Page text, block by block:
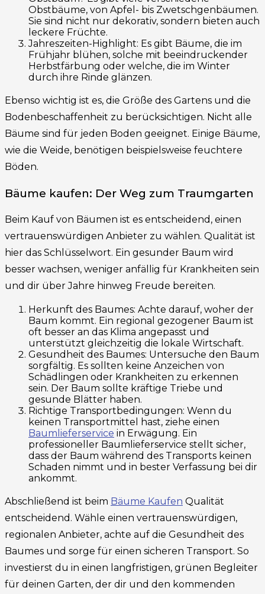
Obstbäume, von Apfel- bis Zwetschgenbäumen.
Sie sind nicht nur dekorativ, sondern bieten auch
leckere Früchte.
Jahreszeiten-Highlight: Es gibt Bäume, die im
Frühjahr blühen, solche mit beeindruckender
Herbstfärbung oder welche, die im Winter
durch ihre Rinde glänzen.
Ebenso wichtig ist es, die Größe des Gartens und die
Bodenbeschaffenheit zu berücksichtigen. Nicht alle
Bäume sind für jeden Boden geeignet. Einige Bäume,
wie die Weide, benötigen beispielsweise feuchtere
Böden.
Bäume kaufen: Der Weg zum Traumgarten
Beim Kauf von Bäumen ist es entscheidend, einen
vertrauenswürdigen Anbieter zu wählen. Qualität ist
hier das Schlüsselwort. Ein gesunder Baum wird
besser wachsen, weniger anfällig für Krankheiten sein
und dir über Jahre hinweg Freude bereiten.
Herkunft des Baumes: Achte darauf, woher der
Baum kommt. Ein regional gezogener Baum ist
oft besser an das Klima angepasst und
unterstützt gleichzeitig die lokale Wirtschaft.
Gesundheit des Baumes: Untersuche den Baum
sorgfältig. Es sollten keine Anzeichen von
Schädlingen oder Krankheiten zu erkennen
sein. Der Baum sollte kräftige Triebe und
gesunde Blätter haben.
Richtige Transportbedingungen: Wenn du
keinen Transportmittel hast, ziehe einen
Baumlieferservice in Erwägung. Ein
professioneller Baumlieferservice stellt sicher,
dass der Baum während des Transports keinen
Schaden nimmt und in bester Verfassung bei dir
ankommt.
Abschließend ist beim Bäume Kaufen Qualität
entscheidend. Wähle einen vertrauenswürdigen,
regionalen Anbieter, achte auf die Gesundheit des
Baumes und sorge für einen sicheren Transport. So
investierst du in einen langfristigen, grünen Begleiter
für deinen Garten, der dir und den kommenden